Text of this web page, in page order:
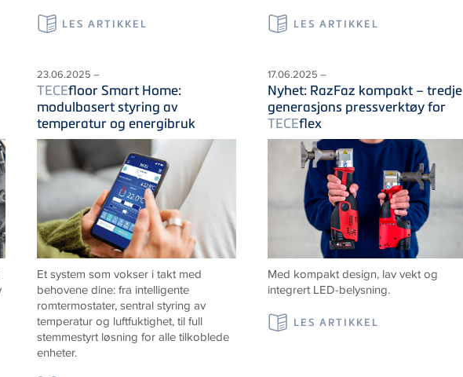
LES ARTIKKEL LES ARTIKKEL
23.06.2025 –
TECEfloor Smart Home:
modulbasert styring av
temperatur og energibruk
Et system som vokser i takt med
behovene dine: fra intelligente
romtermostater, sentral styring av
temperatur og luftfuktighet, til full
stemmestyrt løsning for alle tilkoblede
enheter.
17.06.2025 –
Nyhet: RazFaz kompakt – tredje
generasjons pressverktøy for
TECEflex
Med kompakt design, lav vekt og
integrert LED-belysning.
LES ARTIKKEL